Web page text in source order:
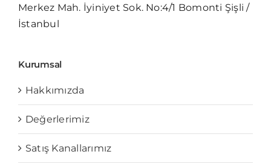
Merkez Mah. İyiniyet Sok. No:4/1 Bomonti Şişli /
İstanbul
Kurumsal
Hakkımızda
Değerlerimiz
Satış Kanallarımız